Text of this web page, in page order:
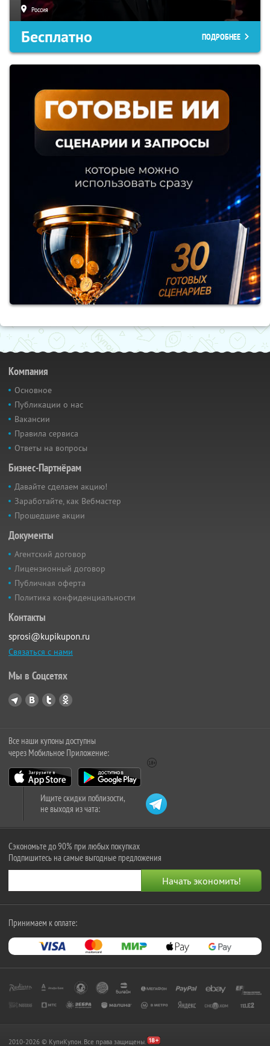
Россия
Бесплатно ПОДРОБНЕЕ
Компания
Основное
Публикации о нас
Вакансии
Правила сервиса
Ответы на вопросы
Бизнес-Партнёрам
Давайте сделаем акцию!
Заработайте, как Вебмастер
Прошедшие акции
Документы
Агентский договор
Лицензионный договор
Публичная оферта
Политика конфиденциальности
Контакты
sprosi@kupikupon.ru
Связаться с нами
Мы в Соцсетях
Все наши купоны доступны
через Мобильное Приложение:
Ищите скидки поблизости,
не выходя из чата:
Сэкономьте до 90% при любых покупках
Подпишитесь на самые выгодные предложения
Принимаем к оплате:
2010-2026 © КупиКупон. Все права защищены.